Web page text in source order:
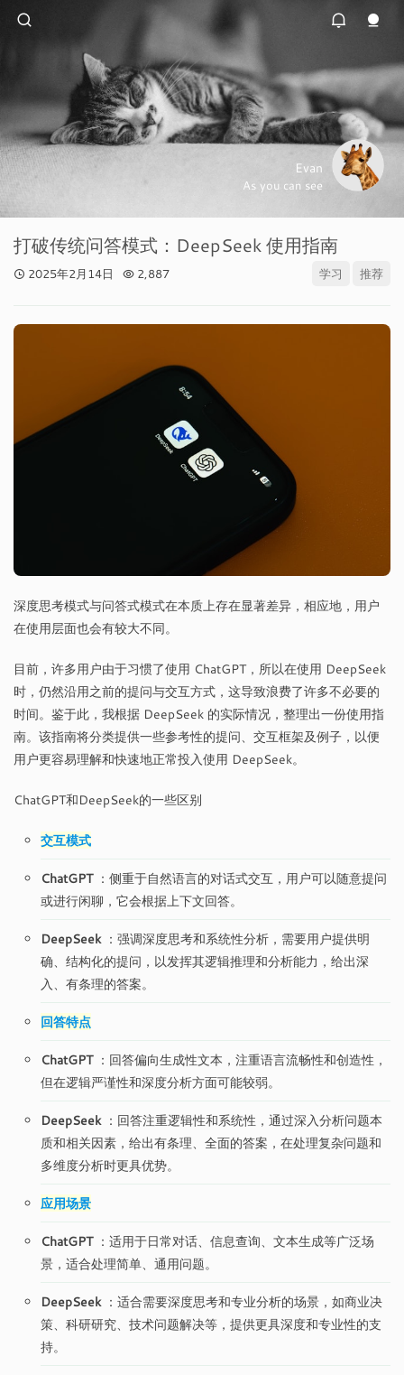
Evan
As you can see
打破传统问答模式：DeepSeek 使用指南
2025年2月14日 2,887 学习 推荐
深度思考模式与问答式模式在本质上存在显著差异，相应地，用户
在使用层面也会有较大不同。
目前，许多用户由于习惯了使用 ChatGPT，所以在使用 DeepSeek
时，仍然沿用之前的提问与交互方式，这导致浪费了许多不必要的
时间。鉴于此，我根据 DeepSeek 的实际情况，整理出一份使用指
南。该指南将分类提供一些参考性的提问、交互框架及例子，以便
用户更容易理解和快速地正常投入使用 DeepSeek。
ChatGPT和DeepSeek的一些区别
交互模式
ChatGPT：侧重于自然语言的对话式交互，用户可以随意提问
或进行闲聊，它会根据上下文回答。
DeepSeek：强调深度思考和系统性分析，需要用户提供明
确、结构化的提问，以发挥其逻辑推理和分析能力，给出深
入、有条理的答案。
回答特点
ChatGPT：回答偏向生成性文本，注重语言流畅性和创造性，
但在逻辑严谨性和深度分析方面可能较弱。
DeepSeek：回答注重逻辑性和系统性，通过深入分析问题本
质和相关因素，给出有条理、全面的答案，在处理复杂问题和
多维度分析时更具优势。
应用场景
ChatGPT：适用于日常对话、信息查询、文本生成等广泛场
景，适合处理简单、通用问题。
DeepSeek：适合需要深度思考和专业分析的场景，如商业决
策、科研研究、技术问题解决等，提供更具深度和专业性的支
持。